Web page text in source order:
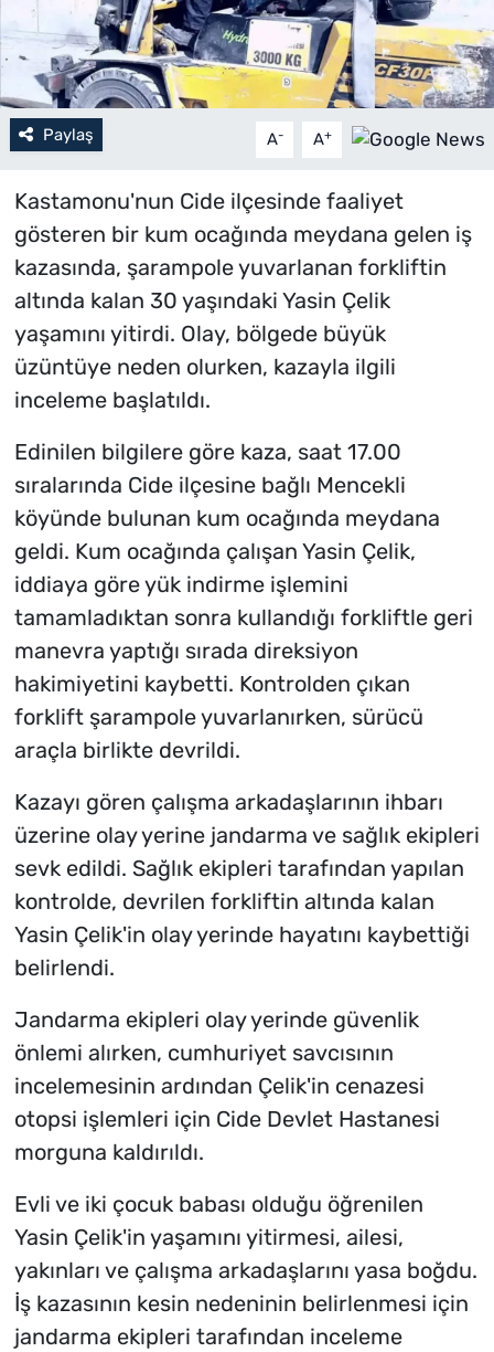
Paylaş A- A+
Kastamonu'nun Cide ilçesinde faaliyet
gösteren bir kum ocağında meydana gelen iş
kazasında, şarampole yuvarlanan forkliftin
altında kalan 30 yaşındaki Yasin Çelik
yaşamını yitirdi. Olay, bölgede büyük
üzüntüye neden olurken, kazayla ilgili
inceleme başlatıldı.
Edinilen bilgilere göre kaza, saat 17.00
sıralarında Cide ilçesine bağlı Mencekli
köyünde bulunan kum ocağında meydana
geldi. Kum ocağında çalışan Yasin Çelik,
iddiaya göre yük indirme işlemini
tamamladıktan sonra kullandığı forkliftle geri
manevra yaptığı sırada direksiyon
hakimiyetini kaybetti. Kontrolden çıkan
forklift şarampole yuvarlanırken, sürücü
araçla birlikte devrildi.
Kazayı gören çalışma arkadaşlarının ihbarı
üzerine olay yerine jandarma ve sağlık ekipleri
sevk edildi. Sağlık ekipleri tarafından yapılan
kontrolde, devrilen forkliftin altında kalan
Yasin Çelik'in olay yerinde hayatını kaybettiği
belirlendi.
Jandarma ekipleri olay yerinde güvenlik
önlemi alırken, cumhuriyet savcısının
incelemesinin ardından Çelik'in cenazesi
otopsi işlemleri için Cide Devlet Hastanesi
morguna kaldırıldı.
Evli ve iki çocuk babası olduğu öğrenilen
Yasin Çelik'in yaşamını yitirmesi, ailesi,
yakınları ve çalışma arkadaşlarını yasa boğdu.
İş kazasının kesin nedeninin belirlenmesi için
jandarma ekipleri tarafından inceleme